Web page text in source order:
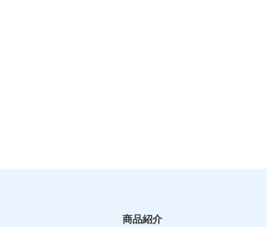
商品紹介